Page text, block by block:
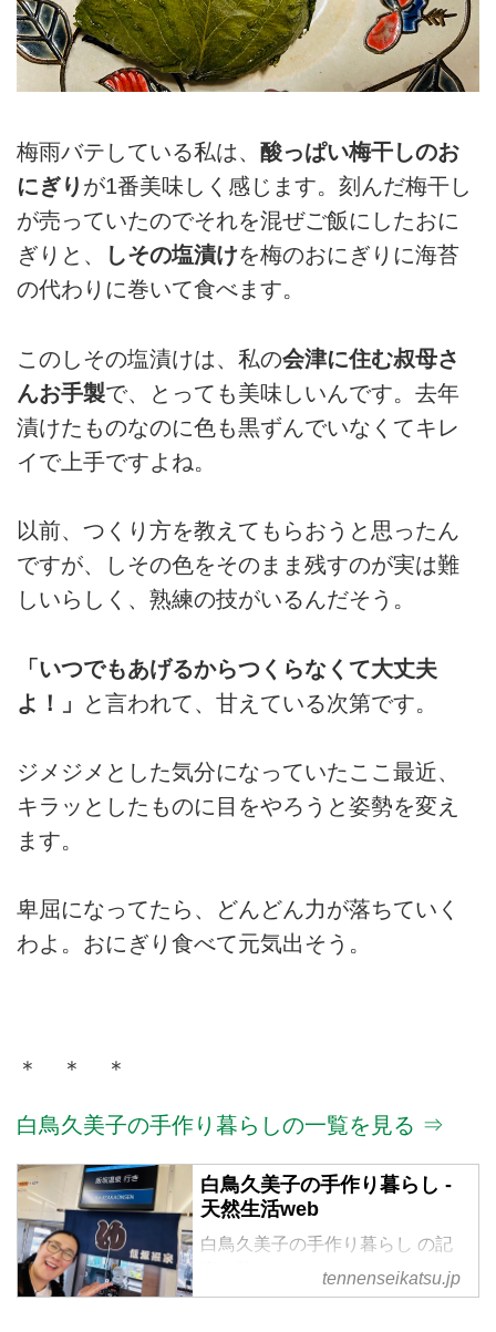
梅雨バテしている私は、 酸っぱい梅干しのお
にぎり が1番美味しく感じます。刻んだ梅干し
が売っていたのでそれを混ぜご飯にしたおに
ぎりと、
しその塩漬けを梅のおにぎりに海苔
の代わりに巻いて食べます。
このしその塩漬けは、私の会津に住む叔母さ
んお手製で、とっても美味しいんです。去年
漬けたものなのに色も黒ずんでいなくてキレ
イで上手ですよね。
以前、つくり方を教えてもらおうと思ったん
ですが、しその色をそのまま残すのが実は難
しいらしく、熟練の技がいるんだそう。
「いつでもあげるからつくらなくて大丈夫
よ！」
と言われて、甘えている次第です。
ジメジメとした気分になっていたここ最近、
キラッとしたものに目をやろうと姿勢を変え
ます。
卑屈になってたら、どんどん力が落ちていく
わよ。おにぎり食べて元気出そう。
＊ ＊ ＊
白鳥久美子の手作り暮らしの一覧を見る ⇒
白鳥久美子の手作り暮らし -
天然生活web
白鳥久美子の手作り暮らし の記
tennenseikatsu.jp